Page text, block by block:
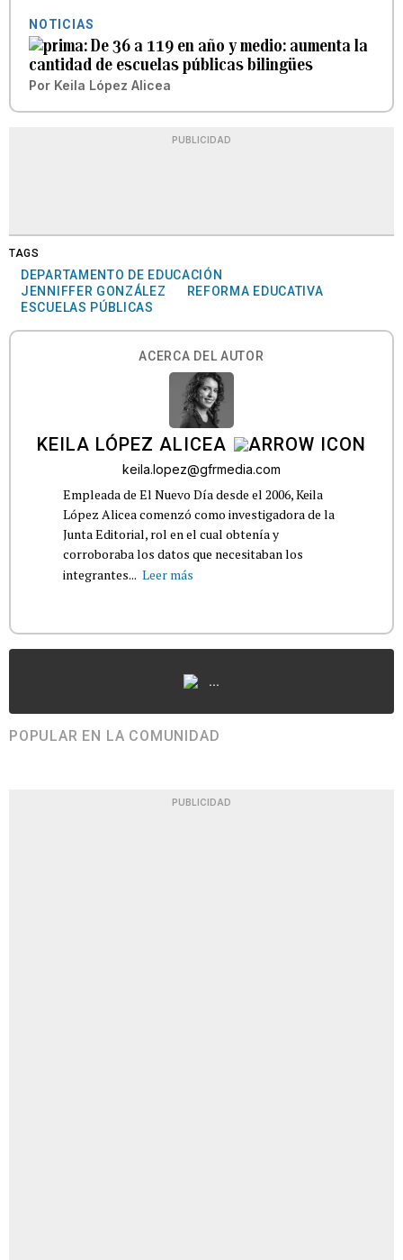
NOTICIAS
De 36 a 119 en año y medio: aumenta la
cantidad de escuelas públicas bilingües
Por Keila López Alicea
PUBLICIDAD
TAGS
DEPARTAMENTO DE EDUCACIÓN
JENNIFFER GONZÁLEZ
REFORMA EDUCATIVA
ESCUELAS PÚBLICAS
ACERCA DEL AUTOR
KEILA LÓPEZ ALICEA
keila.lopez@gfrmedia.com
Empleada de El Nuevo Día desde el 2006, Keila
López Alicea comenzó como investigadora de la
Junta Editorial, rol en el cual obtenía y
corroboraba los datos que necesitaban los
integrantes... Leer más
...
POPULAR EN LA COMUNIDAD
PUBLICIDAD